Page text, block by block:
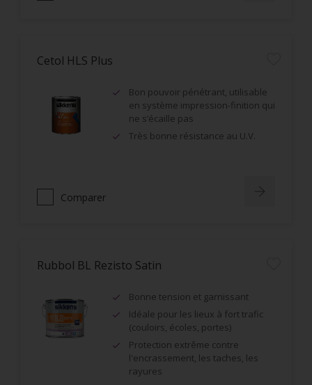
Cetol HLS Plus
Bon pouvoir pénétrant, utilisable
en système impression-finition qui
ne s’écaille pas
Très bonne résistance au U.V.
Comparer
Rubbol BL Rezisto Satin
Bonne tension et garnissant
Idéale pour les lieux à fort trafic
(couloirs, écoles, portes)
Protection extrême contre
l'encrassement, les taches, les
rayures